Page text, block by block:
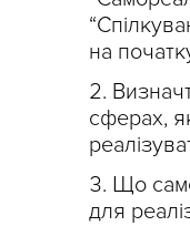
на
сферах,
Що
для